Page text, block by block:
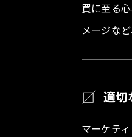
買に至る
メージな
適切
マーケテ